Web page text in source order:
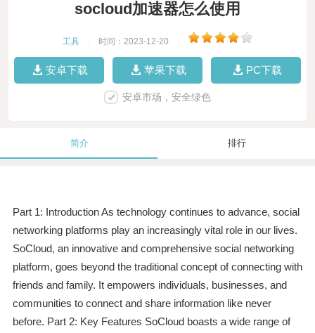
socloud加速器怎么使用
工具 时间：2023-12-20
安卓下载 苹果下载 PC下载
安卓市场，安全绿色
简介 排行
Part 1: Introduction As technology continues to advance, social
networking platforms play an increasingly vital role in our lives.
SoCloud, an innovative and comprehensive social networking
platform, goes beyond the traditional concept of connecting with
friends and family. It empowers individuals, businesses, and
communities to connect and share information like never
before. Part 2: Key Features SoCloud boasts a wide range of